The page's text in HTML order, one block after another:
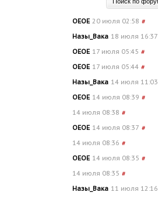
OEOE 20 июля 02:58 #
Назы_Вака 18 июля 16:37
OEOE 17 июля 05:45 #
OEOE 17 июля 05:44 #
Назы_Вака 14 июля 11:03
OEOE 14 июля 08:39 #
14 июля 08:38 #
OEOE 14 июля 08:37 #
14 июля 08:36 #
OEOE 14 июля 08:35 #
14 июля 08:35 #
Назы_Вака 11 июля 12:16